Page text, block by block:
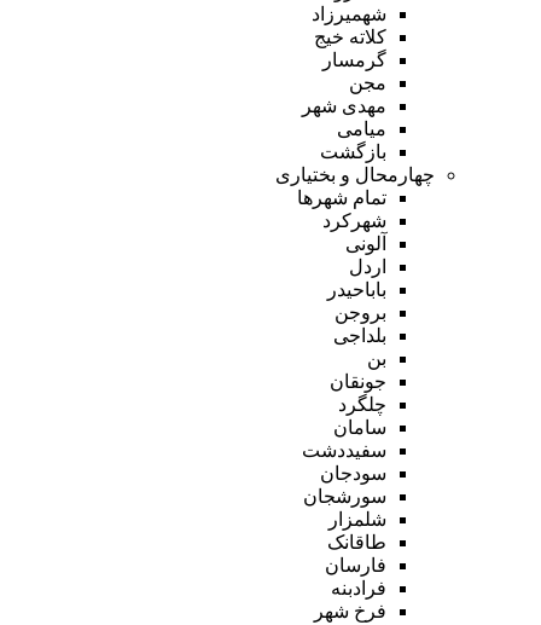
شهمیرزاد
کلاته خیج
گرمسار
مجن
مهدی شهر
میامی
بازگشت
چهارمحال و بختیاری
تمام شهر‌ها
شهرکرد
آلونی
اردل
باباحیدر
بروجن
بلداجی
بن
جونقان
چلگرد
سامان
سفیددشت
سودجان
سورشجان
شلمزار
طاقانک
فارسان
فرادبنه
فرخ شهر